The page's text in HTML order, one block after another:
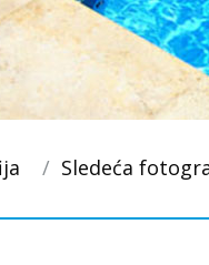
Sledeća